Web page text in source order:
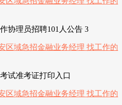
协理员招聘101人公告 3
试准考证打印入口